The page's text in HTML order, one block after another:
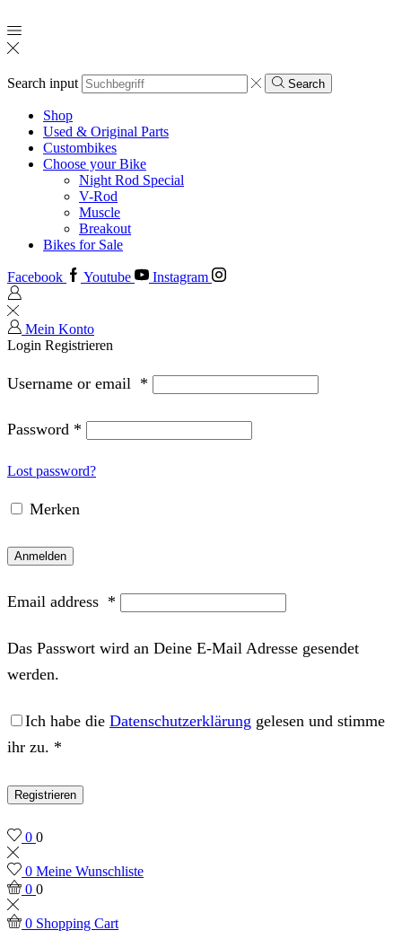
Search input Search
Shop
Used & Original Parts
Custombikes
Choose your Bike
Night Rod Special
V-Rod
Muscle
Breakout
Bikes for Sale
Facebook Youtube Instagram
Mein Konto
Login Registrieren
Username or email *
Password *
Lost password?
Merken
Anmelden
Email address *
Das Passwort wird an Deine E-Mail Adresse gesendet
werden.
Ich habe die Datenschutzerklärung gelesen und stimme
ihr zu. *
Registrieren
0 0
0 Meine Wunschliste
0 0
0 Shopping Cart